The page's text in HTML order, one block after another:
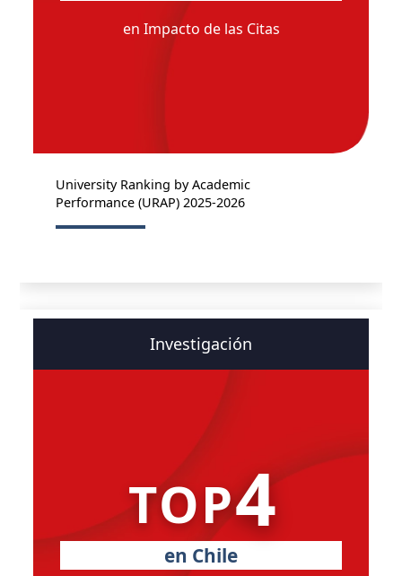
en Impacto de las Citas
University Ranking by Academic
Performance (URAP) 2025-2026
Investigación
TOP4
en Chile